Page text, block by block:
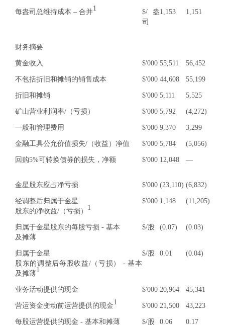
每盎司总维持成本 – 合并1
$/盎
司
1,153 1,151
财务摘要
黄金收入 $'000 55,511 56,452
不包括折旧和摊销的销售成本 $'000 44,608 55,199
折旧和摊销 $'000 5,111 5,525
矿山营业利润率/（亏损） $'000 5,792 (4,272)
一般和管理费用 $'000 9,370 3,299
金融工具公允价值损失/（收益）净值 $'000 5,784 (5,056)
回购5%可转换债券的损失，净额 $'000 12,048 —
金星股东应占净亏损 $'000 (23,110) (6,832)
经调整后归属于金星
股东的净收益/（亏损） 1
$'000 1,148 (11,205)
归属于金星股东的每股亏损 - 基本
及摊薄
$/股 (0.07) (0.03)
归属于金星
股东的调整后每股收益/（亏损） - 基本
及摊薄1
$/股 0.01 (0.04)
业务活动提供的现金 $'000 20,964 45,341
营运资金变动前运营提供的现金1 $'000 21,500 43,223
每股运营提供的现金 - 基本和摊薄 $/股 0.06 0.17